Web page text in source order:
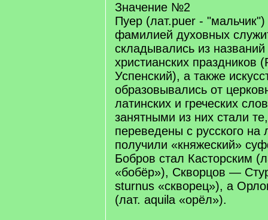
Значение №2
Пуер (лат.puer -
фамилией духовных
складывались из
христианских праздников
Успенский), а также
образовывались от
латинских и греческих
занятными из них стали
переведены с русского на
получили «княжеский»
Бобров стал Касторским
«бобёр»), Скворцов —
sturnus «скворец»), а
(лат. aquila «орёл»).